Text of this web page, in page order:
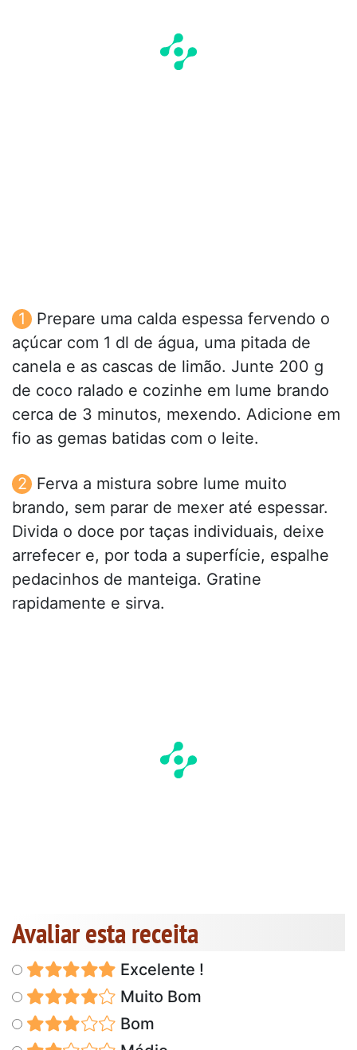
Prepare uma calda espessa fervendo o
açúcar com 1 dl de água, uma pitada de
canela e as cascas de limão. Junte 200 g
de coco ralado e cozinhe em lume brando
cerca de 3 minutos, mexendo. Adicione em
fio as gemas batidas com o leite.
Ferva a mistura sobre lume muito
brando, sem parar de mexer até espessar.
Divida o doce por taças individuais, deixe
arrefecer e, por toda a superfície, espalhe
pedacinhos de manteiga. Gratine
rapidamente e sirva.
Avaliar esta receita
Excelente !
Muito Bom
Bom